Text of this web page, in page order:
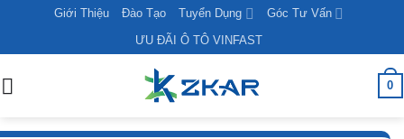
content
Giới Thiệu Đào Tạo Tuyển Dụng
Góc Tư Vấn
ƯU ĐÃI Ô TÔ VINFAST
0